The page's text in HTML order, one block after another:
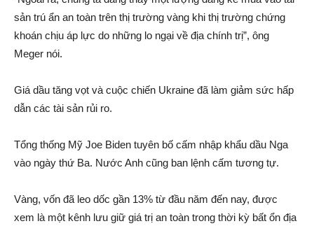
sản trú ẩn an toàn trên thị trường vàng khi thị trường chứng
khoán chịu áp lực do những lo ngại về địa chính trị”, ông
Meger nói.
Giá dầu tăng vọt và cuộc chiến Ukraine đã làm giảm sức hấp
dẫn các tài sản rủi ro.
Tổng thống Mỹ Joe Biden tuyên bố cấm nhập khẩu dầu Nga
vào ngày thứ Ba. Nước Anh cũng ban lệnh cấm tương tự.
Vàng, vốn đã leo dốc gần 13% từ đầu năm đến nay, được
xem là một kênh lưu giữ giá trị an toàn trong thời kỳ bất ổn địa